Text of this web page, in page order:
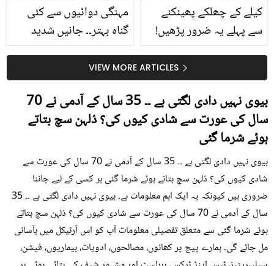
مہنگی دوائیوں سے کئی
گناہ بہتر۔۔ جانیں شدید
کیوں کھانا چاہیے؟
کیلے کے چھلکے پھینکنے
سے پہلے یہ ضرور پڑھیں!
سستا اور قدرتی حلVIEW MORE ARTICLES
بیوی نہیں دادی لگتی ہے ۔۔ 35 سال کے آدمی نے 70
سال کی عورت سے شادی کیوں کی؟ دُلہن سچ بتاتے
ہوئے شرما گئی
بیوی نہیں دادی لگتی ہے ۔۔ 35 سال کے آدمی نے 70 سال کی عورت سے
شادی کیوں کی؟ دُلہن سچ بتاتے ہوئے شرما گئی ہر کسی کے لیے جاننا
ضروری ہیں کیونکہ یہ ایک اہم معلومات ہے۔ بیوی نہیں دادی لگتی ہے ۔۔ 35
سال کے آدمی نے 70 سال کی عورت سے شادی کیوں کی؟ دُلہن سچ بتاتے
ہوئے شرما گئی سے متعلق تفصیلی معلومات آپ کو اس آرٹیکل میں بآسانی
مل جائے گی۔ ہمارے پیج پر کھانوں، مصالحوں، ادویات، بیماریوں، فیشن،